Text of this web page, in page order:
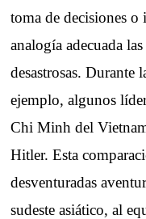
toma de decisiones o
analogía adecuada
desastrosas. Durante
ejemplo, algunos
Chi Minh del
Hitler. Esta
desventuradas
sudeste asiático, al